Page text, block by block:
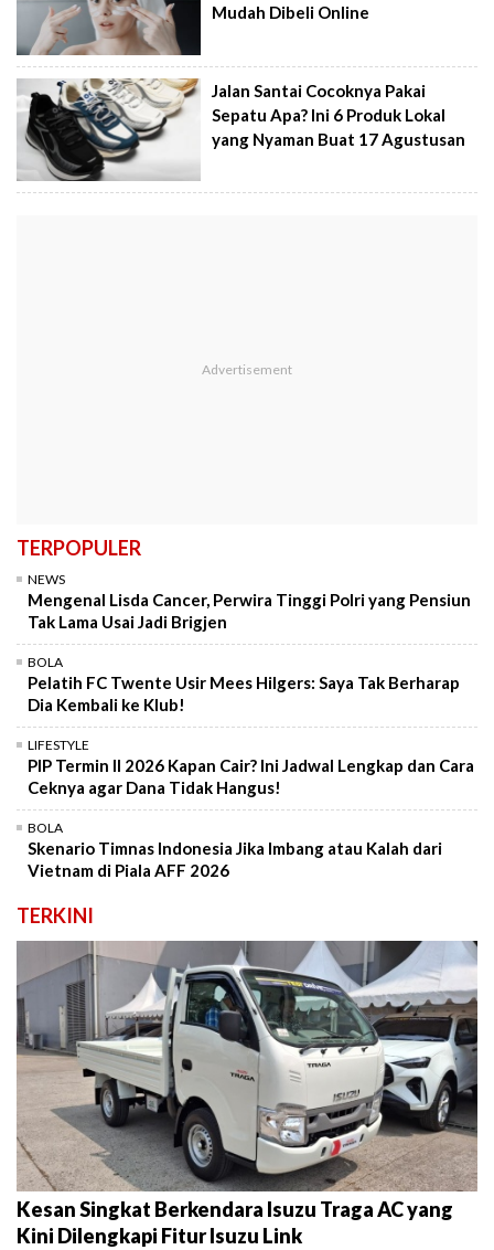
Mudah Dibeli Online
Jalan Santai Cocoknya Pakai
Sepatu Apa? Ini 6 Produk Lokal
yang Nyaman Buat 17 Agustusan
TERPOPULER
NEWS
Mengenal Lisda Cancer, Perwira Tinggi Polri yang Pensiun
Tak Lama Usai Jadi Brigjen
BOLA
Pelatih FC Twente Usir Mees Hilgers: Saya Tak Berharap
Dia Kembali ke Klub!
LIFESTYLE
PIP Termin II 2026 Kapan Cair? Ini Jadwal Lengkap dan Cara
Ceknya agar Dana Tidak Hangus!
BOLA
Skenario Timnas Indonesia Jika Imbang atau Kalah dari
Vietnam di Piala AFF 2026
TERKINI
Kesan Singkat Berkendara Isuzu Traga AC yang
Kini Dilengkapi Fitur Isuzu Link